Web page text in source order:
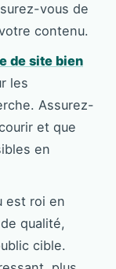
vous de
contenu.
de site bien
les
Assurez-
et que
en
est roi en
qualité,
cible.